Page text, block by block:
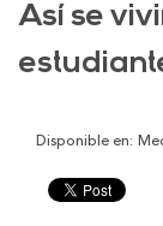
Así se
Disponible en: